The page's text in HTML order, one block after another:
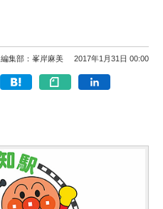
編集部：峯岸麻美 2017年1月31日 00:00